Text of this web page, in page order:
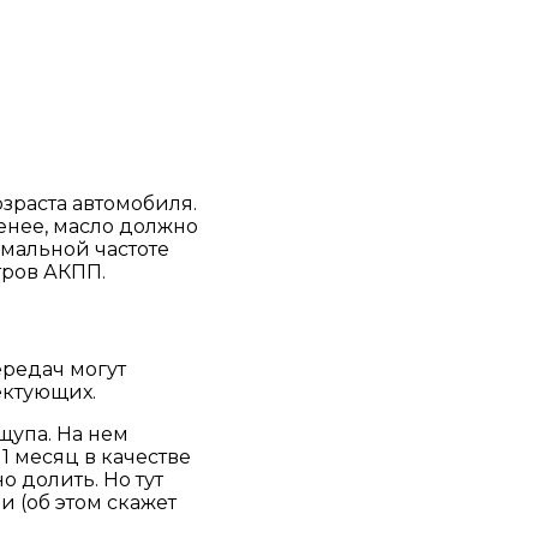
автомобиля.
масло должно
частоте
АКПП.
могут
На нем
месяц в качестве
долить. Но тут
(об этом скажет